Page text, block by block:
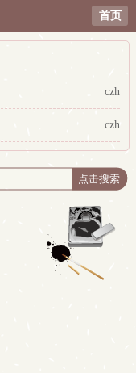
首页
czh
czh